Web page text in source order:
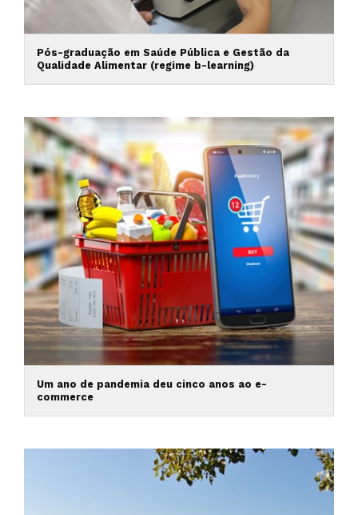
Pós-graduação em Saúde Pública e Gestão da
Qualidade Alimentar (regime b-learning)
Um ano de pandemia deu cinco anos ao e-
commerce